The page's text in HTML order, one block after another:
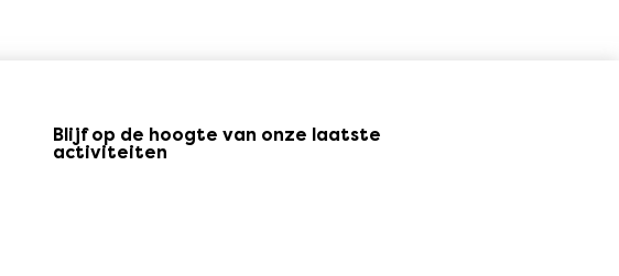
Blijf op de hoogte van onze laatste
activiteiten